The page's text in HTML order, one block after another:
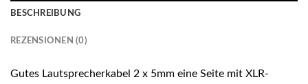
BESCHREIBUNG
REZENSIONEN (0)
Gutes Lautsprecherkabel 2 x 5mm eine Seite mit XLR-